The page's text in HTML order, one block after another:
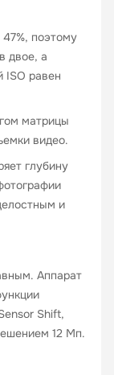
поэтому
двое, а
ISO равен
матрицы
видео.
глубину
и
Аппарат
Shift,
12 Мп.